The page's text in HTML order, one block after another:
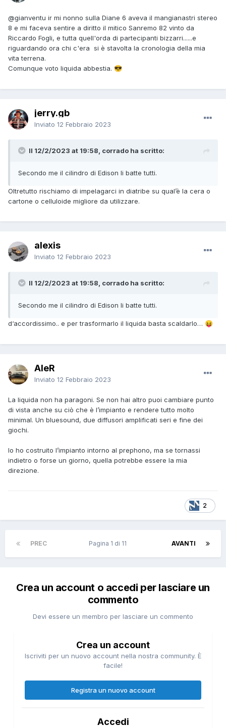
@gianventu ir mi nonno sulla Diane 6 aveva il mangianastri stereo
8 e mi faceva sentire a diritto il mitico Sanremo 82 vinto da
Riccardo Fogli, e tutta quell'orda di partecipanti bizzarri......e
riguardando ora chi c'era si è stavolta la cronologia della mia
vita terrena.
Comunque voto liquida abbestia. 😎
jerry.gb
Inviato 12 Febbraio 2023
Il 12/2/2023 at 19:58, corrado ha scritto:
Secondo me il cilindro di Edison li batte tutti.
Oltretutto rischiamo di impelagarci in diatribe su qual’è la cera o
cartone o celluloide migliore da utilizzare.
alexis
Inviato 12 Febbraio 2023
Il 12/2/2023 at 19:58, corrado ha scritto:
Secondo me il cilindro di Edison li batte tutti.
d‘accordissimo.. e per trasformarlo il liquida basta scaldarlo… 😝
AleR
Inviato 12 Febbraio 2023
La liquida non ha paragoni. Se non hai altro puoi cambiare punto
di vista anche su ciò che è l’impianto e rendere tutto molto
minimal. Un bluesound, due diffusori amplificati seri e fine dei
giochi.
Io ho costruito l’impianto intorno al prephono, ma se tornassi
indietro o forse un giorno, quella potrebbe essere la mia
direzione.
2
PREC AVANTI
Pagina 1 di 11
Crea un account o accedi per lasciare un
commento
Devi essere un membro per lasciare un commento
Crea un account
Iscriviti per un nuovo account nella nostra community. È
facile!
Registra un nuovo account
Accedi